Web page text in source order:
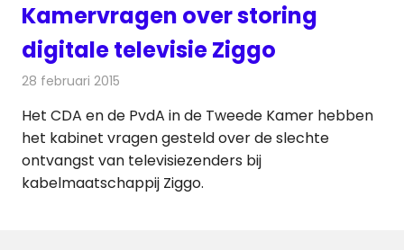
Kamervragen over storing
digitale televisie Ziggo
28 februari 2015
Het CDA en de PvdA in de Tweede Kamer hebben
het kabinet vragen gesteld over de slechte
ontvangst van televisiezenders bij
kabelmaatschappij Ziggo.